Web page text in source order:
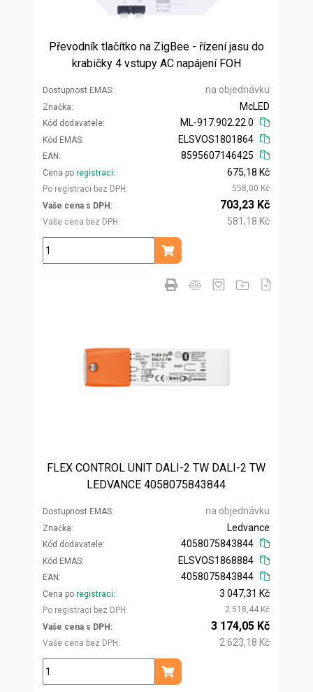
Převodník tlačítko na ZigBee - řízení jasu do
krabičky 4 vstupy AC napájení FOH
Dostupnost EMAS na objednávku
Značka
Kód dodavatele
McLED
ML-917.902.22.0
Kód EMAS
EAN
ELSVOS1801864
8595607146425
Cena po registraci
Po registraci bez DPH
675,18 Kč
558,00 Kč
Vaše cena s DPH
Vaše cena bez DPH
703,23 Kč
581,18 Kč
ks
Přidat do košíku
FLEX CONTROL UNIT DALI-2 TW DALI-2 TW
LEDVANCE 4058075843844
Dostupnost EMAS na objednávku
Značka
Kód dodavatele
Ledvance
4058075843844
Kód EMAS
EAN
ELSVOS1868884
4058075843844
Cena po registraci
Po registraci bez DPH
3 047,31 Kč
2 518,44 Kč
Vaše cena s DPH
Vaše cena bez DPH
3 174,05 Kč
2 623,18 Kč
ks
Přidat do košíku